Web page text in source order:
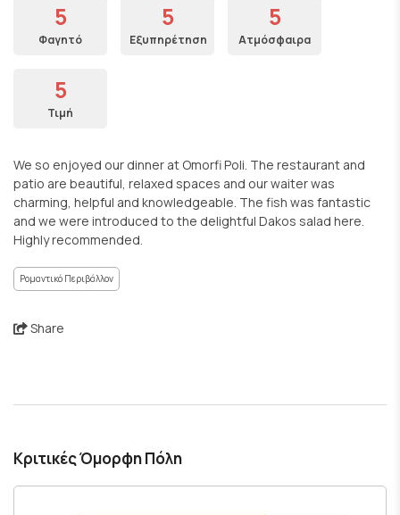
5
Φαγητό
5
Εξυπηρέτηση
5
Ατμόσφαιρα
5
Τιμή
We so enjoyed our dinner at Omorfi Poli. The restaurant and
patio are beautiful, relaxed spaces and our waiter was
charming, helpful and knowledgeable. The fish was fantastic
and we were introduced to the delightful Dakos salad here.
Highly recommended.
Ρομαντικό Περιβάλλον
Share
Κριτικές Όμορφη Πόλη